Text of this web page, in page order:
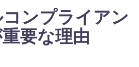
ンプライアン
要な理由